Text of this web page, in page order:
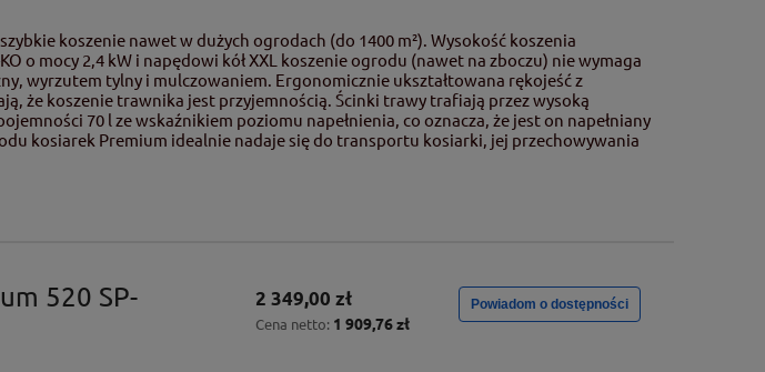
koszenie nawet w dużych ogrodach (do 1400 m²). Wysokość koszenia
o mocy 2,4 kW i napędowi kół XXL koszenie ogrodu (nawet na zboczu) nie wymaga
wyrzutem tylny i mulczowaniem. Ergonomicznie ukształtowana rękojeść z
że koszenie trawnika jest przyjemnością. Ścinki trawy trafiają przez wysoką
70 l ze wskaźnikiem poziomu napełnienia, co oznacza, że jest on napełniany
kosiarek Premium idealnie nadaje się do transportu kosiarki, jej przechowywania
520 SP- 2 349,00 zł
Cena netto: 1 909,76 zł
Powiadom o dostępności